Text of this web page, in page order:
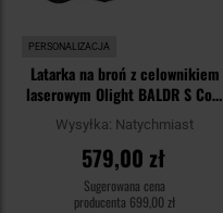
PERSONALIZACJA
Latarka na broń z celownikiem
laserowym Olight BALDR S Cool
White - 800 lumenów, Blue
Laser
Wysyłka: Natychmiast
579,00 zł
Sugerowana cena
producenta 699,00 zł